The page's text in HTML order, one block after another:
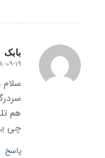
بابک
گفته:
2018-09-19
هم
چی
پاسخ